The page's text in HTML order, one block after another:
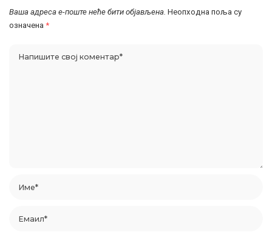
Ваша адреса е-поште неће бити објављена. Неопходна поља су
означена *